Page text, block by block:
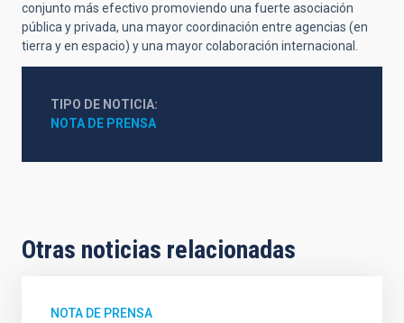
conjunto más efectivo promoviendo una fuerte asociación
pública y privada, una mayor coordinación entre agencias (en
tierra y en espacio) y una mayor colaboración internacional.
TIPO DE NOTICIA
NOTA DE PRENSA
Otras noticias relacionadas
NOTA DE PRENSA